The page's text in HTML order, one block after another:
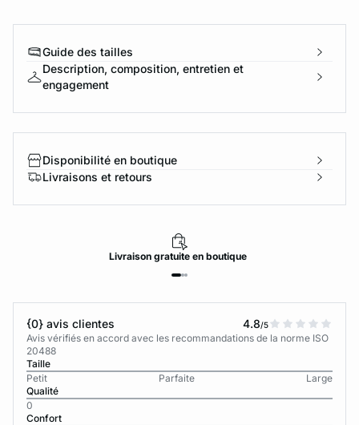
Guide des tailles
Description, composition, entretien et
engagement
Disponibilité en boutique
Livraisons et retours
Livraisongratuiteen boutique
{0} avis clientes 4.8/5
Avis vérifiés en accord avec les recommandations de la norme ISO
20488
Taille
Petit
Parfaite
Large
Qualité
0
Confort